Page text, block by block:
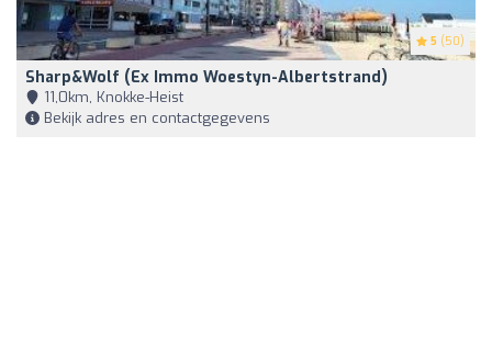
5 (50)
Sharp&Wolf (ex Immo Woestyn-Albertstrand)
11,0km, Knokke-Heist
Bekijk adres en contactgegevens